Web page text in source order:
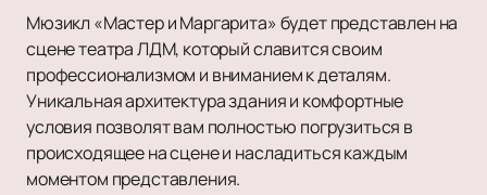
Мюзикл «Мастер и Маргарита» будет представлен на
сцене театра ЛДМ, который славится своим
профессионализмом и вниманием к деталям.
Уникальная архитектура здания и комфортные
условия позволят вам полностью погрузиться в
происходящее на сцене и насладиться каждым
моментом представления.